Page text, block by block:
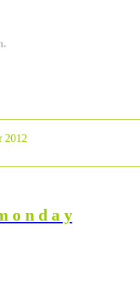
2012
o n d a y